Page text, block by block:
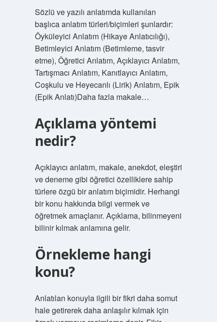
Sözlü ve yazılı anlatımda kullanılan
başlıca anlatım türleri/biçimleri şunlardır:
Öyküleyici Anlatım (Hikaye Anlatıcılığı),
Betimleyici Anlatım (Betimleme, tasvir
etme), Öğretici Anlatım, Açıklayıcı Anlatım,
Tartışmacı Anlatım, Kanıtlayıcı Anlatım,
Coşkulu ve Heyecanlı (Lirik) Anlatım, Epik
(Epik Anlatı)Daha fazla makale…
Açıklama yöntemi
nedir?
Açıklayıcı anlatım, makale, anekdot, eleştiri
ve deneme gibi öğretici özelliklere sahip
türlere özgü bir anlatım biçimidir. Herhangi
bir konu hakkında bilgi vermek ve
öğretmek amaçlanır. Açıklama, bilinmeyeni
bilinir kılmak anlamına gelir.
Örnekleme hangi
konu?
Anlatılan konuyla ilgili bir fikri daha somut
hale getirerek daha anlaşılır kılmak için